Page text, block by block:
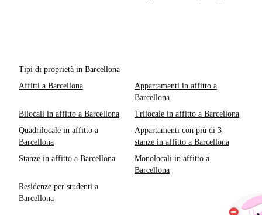
Tipi di proprietà in Barcellona
Affitti a Barcellona
Appartamenti in affitto a
Barcellona
Bilocali in affitto a Barcellona
Trilocale in affitto a Barcellona
Quadrilocale in affitto a
Barcellona
Appartamenti con più di 3
stanze in affitto a Barcellona
Stanze in affitto a Barcellona
Monolocali in affitto a
Barcellona
Residenze per studenti a
Barcellona